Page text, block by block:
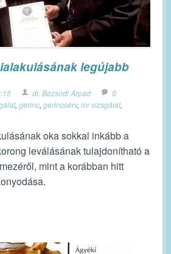
legújabb
dr. Bozsódi Árpád
0
, gerinc, gerincsérv, mr vizsgálat,
oka sokkal inkább a
leválásának tulajdonítható a
mint a korábban hitt